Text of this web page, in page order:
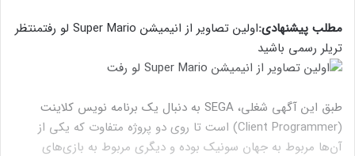
مطلب پیشنهادی:اولین تصاویر از انیمیشن Super Mario لو رفت
منتظر
تریلر رسمی باشید
طبق این آگهی شغلی، SEGA به دنبال یک برنامه نویس کلاینت
(Client Programmer) است تا روی دو پروژه متفاوت که یکی از
آن‌ها مربوط به جهان سونیک بوده و دیگری مربوط به بازی‌های